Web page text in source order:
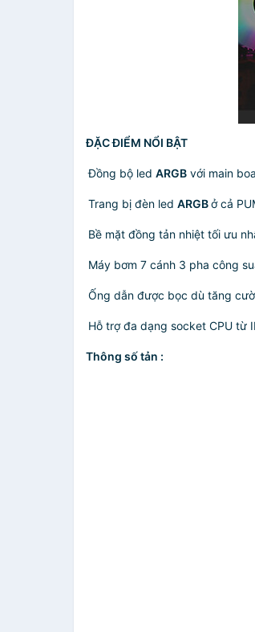
ĐẶC ĐIỂM NỔI BẬT
Đồng bộ led ARGB với main
Trang bị đèn led ARGBở cả
Bề mặt đồng tản nhiệt tối ưu
Máy bơm 7 cánh 3 pha công
Ống dẫn được bọc dù tăng
Hỗ trợ đa dạng socket CPU từ
Thông số tản :